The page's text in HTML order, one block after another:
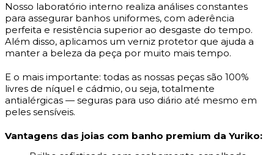
Nosso laboratório interno realiza análises constantes
para assegurar banhos uniformes, com aderência
perfeita e resistência superior ao desgaste do tempo.
Além disso, aplicamos um verniz protetor que ajuda a
manter a beleza da peça por muito mais tempo.
E o mais importante: todas as nossas peças são 100%
livres de níquel e cádmio, ou seja, totalmente
antialérgicas — seguras para uso diário até mesmo em
peles sensíveis.
Vantagens das joias com banho premium da Yuriko: